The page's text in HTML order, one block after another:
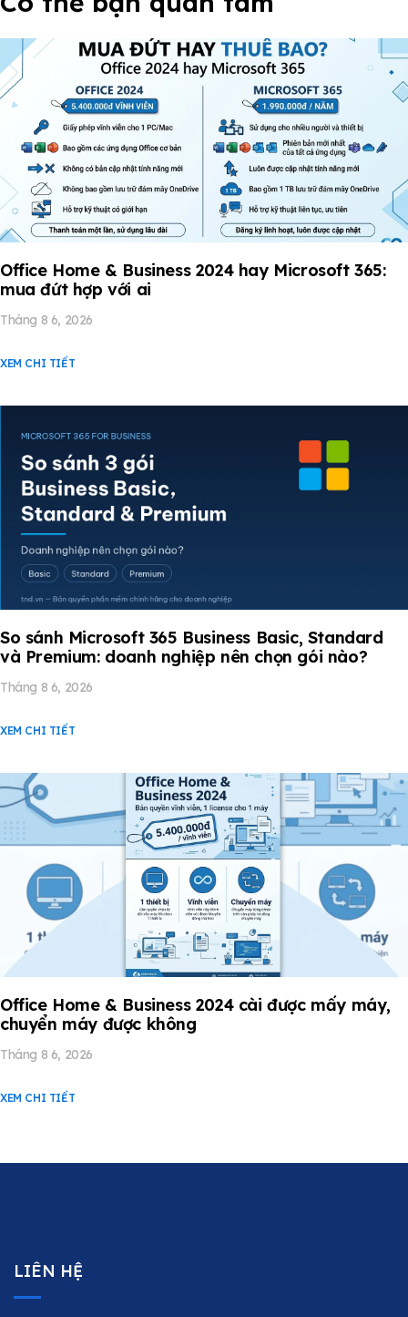
Office Home & Business 2024 hay Microsoft 365:
mua đứt hợp với ai
Tháng 8 6, 2026
XEM CHI TIẾT
So sánh Microsoft 365 Business Basic, Standard
và Premium: doanh nghiệp nên chọn gói nào?
Tháng 8 6, 2026
XEM CHI TIẾT
Office Home & Business 2024 cài được mấy máy,
chuyển máy được không
Tháng 8 6, 2026
XEM CHI TIẾT
LIÊN HỆ